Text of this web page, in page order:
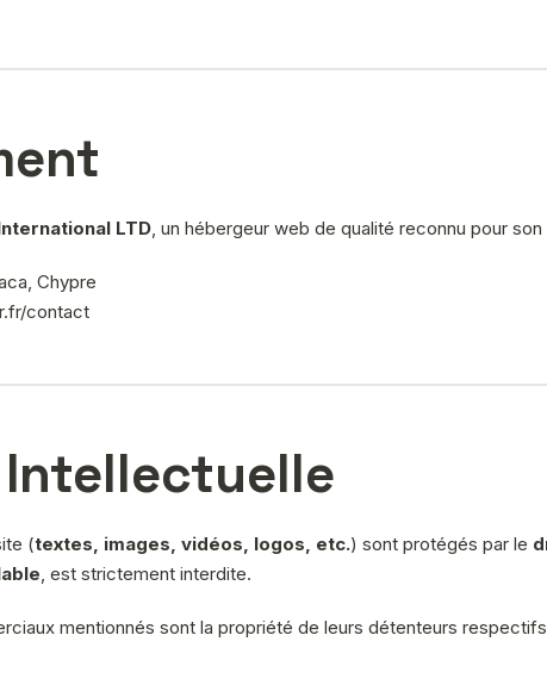
LTD, un hébergeur web de qualité reconnu pour
Chypre
contact
(textes, images, vidéos, logos, etc.) sont protégés par le
, est strictement interdite.
mentionnés sont la propriété de leurs détenteurs